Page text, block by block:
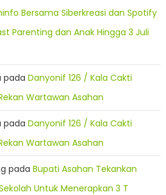
Bersama Siberkreasi dan Spotify
Parenting dan Anak Hingga 3 Juli
pada Danyonif 126 / Kala Cakti
Wartawan Asahan
pada Danyonif 126 / Kala Cakti
Wartawan Asahan
pada Bupati Asahan Tekankan
Untuk Menerapkan 3 T